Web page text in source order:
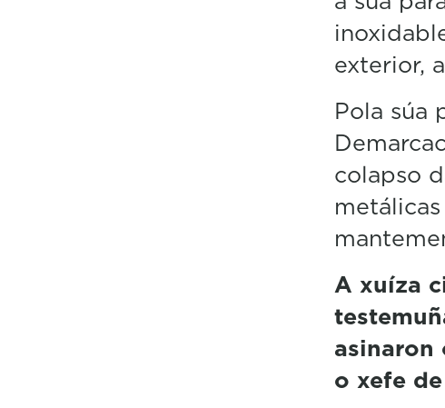
exterior,
Pola súa
colapso
A xuíza
asinaron
o xefe